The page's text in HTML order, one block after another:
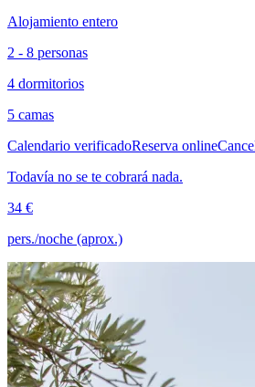
Alojamiento entero
2 - 8 personas
4 dormitorios
5 camas
Calendario verificadoReserva online
Todavía no se te cobrará nada.
34 €
pers./noche (aprox.)